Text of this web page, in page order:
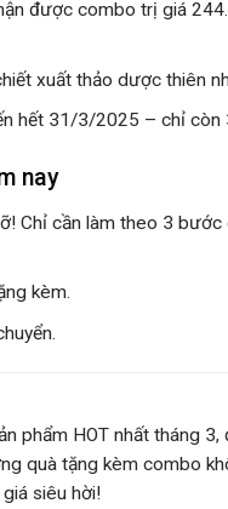
được combo trị giá
xuất thảo dược thiên
hết 31/3/2025 – chỉ còn
nay
Chỉ cần làm theo 3 bước
kèm.
phẩm HOT nhất tháng
quà tặng kèm combo
siêu hời!